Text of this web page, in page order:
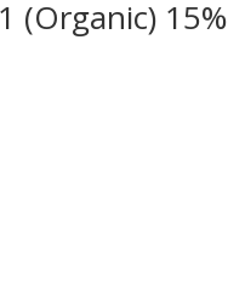
(Organic) 15%